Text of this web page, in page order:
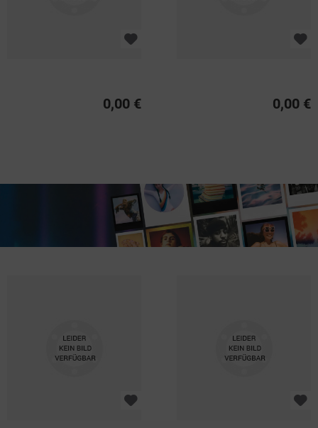
0,00 € 0,00 €